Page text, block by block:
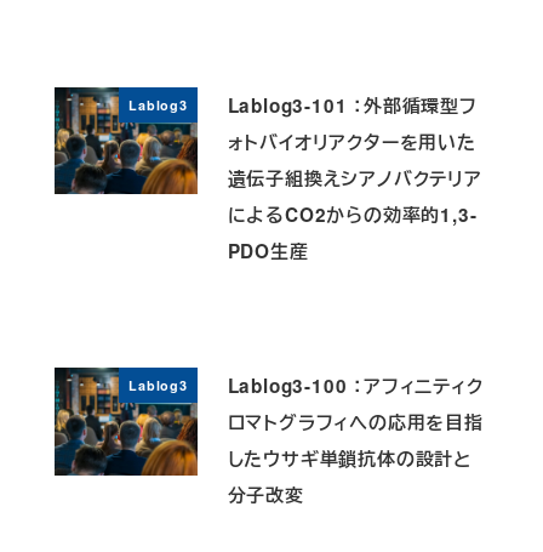
Lablog3
Lablog3-101 ：外部循環型フ
ォトバイオリアクターを用いた
遺伝子組換えシアノバクテリア
によるCO2からの効率的1,3-
PDO生産
Lablog3
Lablog3-100 ：アフィニティク
ロマトグラフィへの応用を目指
したウサギ単鎖抗体の設計と
分子改変